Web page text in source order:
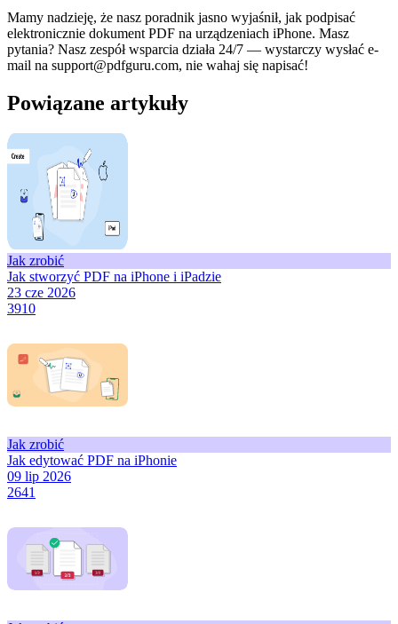
Mamy nadzieję, że nasz poradnik jasno wyjaśnił, jak podpisać
elektronicznie dokument PDF na urządzeniach iPhone. Masz
pytania? Nasz zespół wsparcia działa 24/7 — wystarczy wysłać e-
mail na support@pdfguru.com, nie wahaj się napisać!
Powiązane artykuły
Jak zrobić
Jak stworzyć PDF na iPhone i iPadzie
23 cze 2026
3910
Jak zrobić
Jak edytować PDF na iPhonie
09 lip 2026
2641